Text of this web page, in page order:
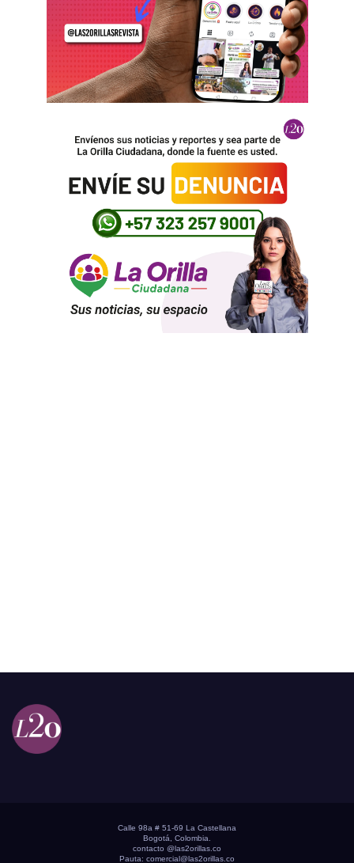
Calle 98a # 51-69 La Castellana
Bogotá, Colombia.
contacto @las2orillas.co
Pauta: comercial@las2orillas.co